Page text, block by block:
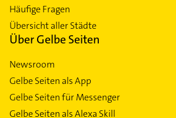
Häufige Fragen
Übersicht aller Städte
Über Gelbe Seiten
Newsroom
Gelbe Seiten als App
Gelbe Seiten für Messenger
Gelbe Seiten als Alexa Skill